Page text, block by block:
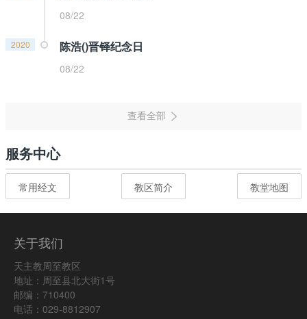
08/22
2020 陈浩()晋铎纪念日
08/22
服务中心
常用经文 教区简介 教堂地图
关于我们
天主教周至教区
地址：周至县北大街1号
邮编：710400
电话：029-8812907